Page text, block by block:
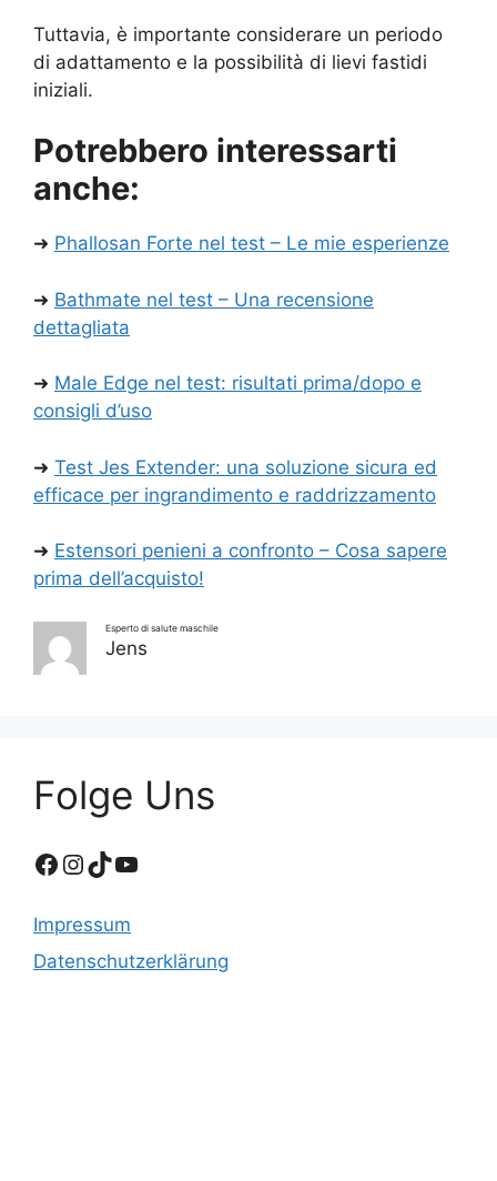
Tuttavia, è importante considerare un periodo
di adattamento e la possibilità di lievi fastidi
iniziali.
Potrebbero interessarti
anche:
➜ Phallosan Forte nel test – Le mie esperienze
➜ Bathmate nel test – Una recensione
dettagliata
➜ Male Edge nel test: risultati prima/dopo e
consigli d’uso
➜ Test Jes Extender: una soluzione sicura ed
efficace per ingrandimento e raddrizzamento
➜ Estensori penieni a confronto – Cosa sapere
prima dell’acquisto!
Esperto di salute maschile
Jens
Folge Uns
Facebook
Instagram
TikTok
YouTube
Impressum
Datenschutzerklärung